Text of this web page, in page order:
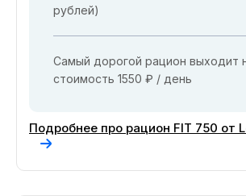
рублей)
Самый дорогой рацион выходит
стоимость 1550 ₽ / день
Подробнее про рацион FIT 750 от